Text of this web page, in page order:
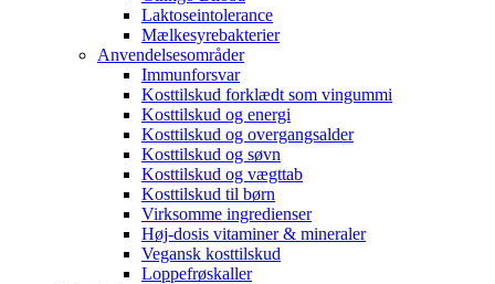
Laktoseintolerance
Mælkesyrebakterier
Anvendelsesområder
Immunforsvar
Kosttilskud forklædt som vingummi
Kosttilskud og energi
Kosttilskud og overgangsalder
Kosttilskud og søvn
Kosttilskud og vægttab
Kosttilskud til børn
Virksomme ingredienser
Høj-dosis vitaminer & mineraler
Vegansk kosttilskud
Loppefrøskaller